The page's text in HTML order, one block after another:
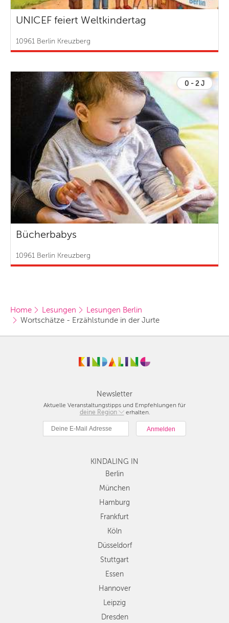
UNICEF feiert Weltkindertag
10961 Berlin Kreuzberg
0 - 2 J
Bücherbabys
10961 Berlin Kreuzberg
Home Lesungen
Lesungen Berlin
Wortschätze - Erzählstunde in der Jurte
Newsletter
Aktuelle Veranstaltungstipps und Empfehlungen für
deine Region
Berlin
Hamburg
Köln
Düsseldorf
Stuttgart
Essen
Dresden
Nürnberg
Wien
Zürich
Andere
Regionen
erhalten.
KINDALING IN
Berlin
München
Hamburg
Frankfurt
Köln
Düsseldorf
Stuttgart
Essen
Hannover
Leipzig
Dresden